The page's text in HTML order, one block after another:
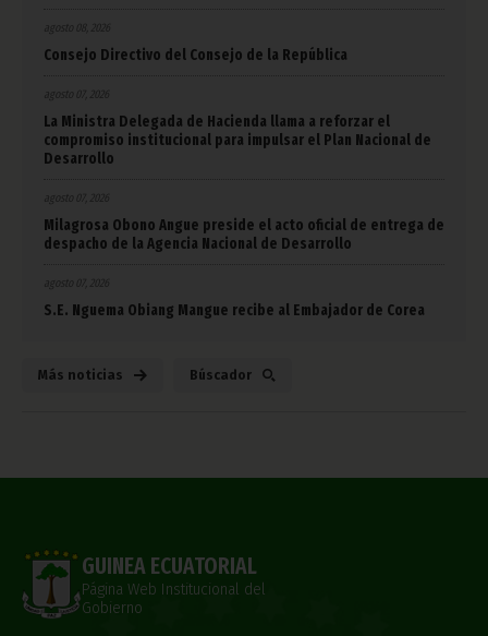
Consejo Directivo del Consejo de la República
agosto 07, 2026
La Ministra Delegada de Hacienda llama a reforzar el
compromiso institucional para impulsar el Plan Nacional de
Desarrollo
agosto 07, 2026
Milagrosa Obono Angue preside el acto oficial de entrega de
despacho de la Agencia Nacional de Desarrollo
agosto 07, 2026
S.E. Nguema Obiang Mangue recibe al Embajador de Corea
Más noticias Búscador
GUINEA ECUATORIAL
Página Web Institucional del
Gobierno